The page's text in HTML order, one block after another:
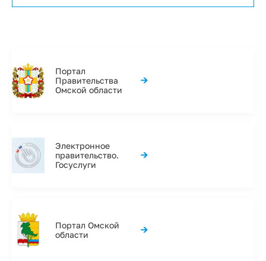
Портал
Правительства
Омской области
→
Электронное
правительство.
Госуслуги
→
Портал Омской
области
→